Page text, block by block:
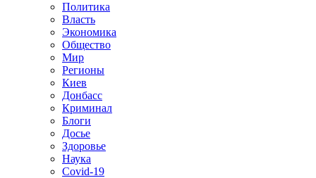
Политика
Власть
Экономика
Общество
Мир
Регионы
Киев
Донбасс
Криминал
Блоги
Досье
Здоровье
Наука
Covid-19